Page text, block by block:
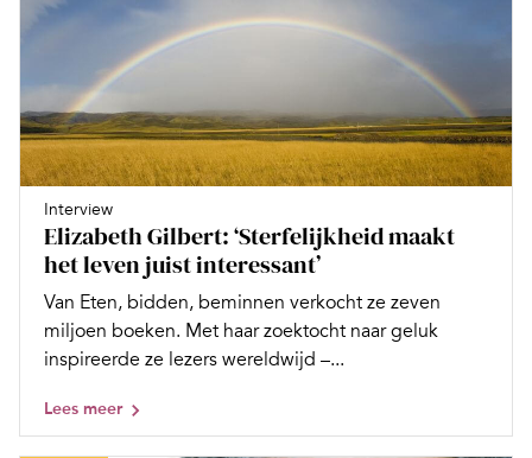
Interview
Elizabeth Gilbert: ‘Sterfelijkheid maakt
het leven juist interessant’
Van Eten, bidden, beminnen verkocht ze zeven
miljoen boeken. Met haar zoektocht naar geluk
inspireerde ze lezers wereldwijd –...
Lees meer